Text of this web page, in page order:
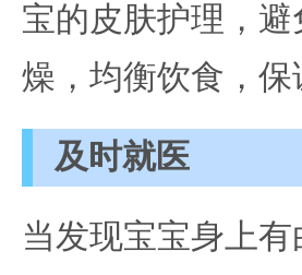
宝的皮肤护理，
燥，均衡饮食，
及时就医
当发现宝宝身上